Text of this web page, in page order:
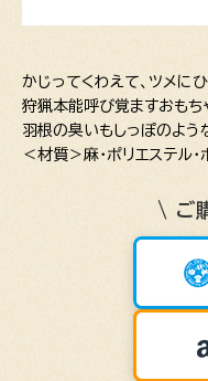
かじってくわえて、ツメに
狩猟本能呼び覚ますおもち
羽根の臭いもしっぽのよう
＜材質＞麻・ポリエステル
\ ご